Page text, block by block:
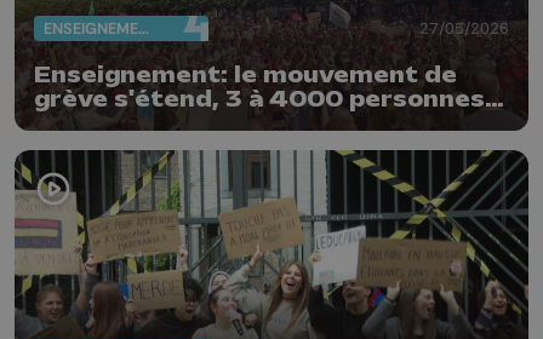
ENSEIGNEMENT 27/05/2026
Enseignement: le mouvement de
grève s'étend, 3 à 4000 personnes
rassemblées ce matin à Liège